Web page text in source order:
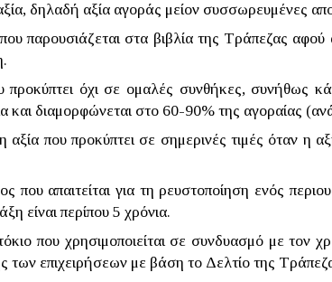
δηλαδή αξία αγοράς μείον συσσωρευμένες
που παρουσιάζεται στα βιβλία της Τράπεζας
προκύπτει όχι σε ομαλές συνθήκες, συνήθως
και διαμορφώνεται στο 60-90% της αγοραίας
η αξία που προκύπτει σε σημερινές τιμές όταν η
που απαιτείται για τη ρευστοποίηση ενός
είναι περίπου 5 χρόνια.
που χρησιμοποιείται σε συνδυασμό με τον
των επιχειρήσεων με βάση το Δελτίο της